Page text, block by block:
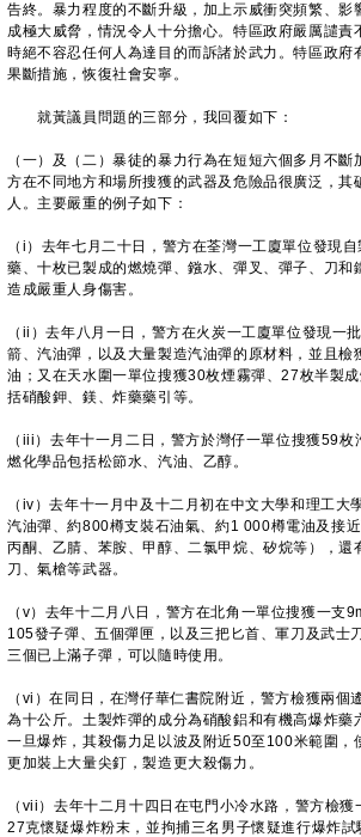
告終。暴力程度的不斷升級，加上示威衝突頻繁、影
成極大威脅，情況令人十分擔心。特區政府嚴厲譴責
時絕不容忍任何人為達目的而訴諸於武力。特區政府
果斷措施，恢復社會安寧。
就黃議員問題的三部分，我回覆如下：
（一）及（二）暴徒的暴力行為在短短六個多月不
方在不同地方和場所搜獲的武器及危險品很廣泛，其
人。主要嚴重的例子如下：
（i）去年七月二十日，警方在荃灣一工廈單位發現
藥、十枚已製成的燃燒彈、鏹水、彈叉、彈子、刀和
造成嚴重人身傷害。
（ii）去年八月一日，警方在火炭一工廈單位發現一
箭、汽油彈，以及大量製造汽油彈的原材料，並且檢
油；又在天水圍一單位搜獲30枚煙霧彈、27枚半製
括硝酸鉀、鎂、炸藥藥引等。
（iii）去年十一月二日，警方於灣仔一單位搜獲59
燃化學品包括松節水、汽油、乙醇。
（iv）去年十一月中及十二月初在中文大學和理工大
汽油彈、約800樽支裝石油氣、約1 000樽電油及接
丙酮、乙腈、苯胺、甲醇、二氯甲烷、矽烷等），還
刀、氣槍等武器。
（v）去年十二月八日，警方在北角一單位搜獲一支
105發子彈、五個彈匣，以及三把匕首、軍刀及武士
三個已上滿子彈，可以隨時使用。
（vi）在同日，在灣仔華仁書院附近，警方檢獲兩個
為十公斤。土製炸彈的成分為硝酸鋁和有機高爆炸藥
一旦爆炸，其殺傷力足以波及附近50至100米範圍，
更加裝上大量尖釘，製造更大殺傷力。
（vii）去年十二月十四日在屯門小冷水路，警方檢
27克懷疑爆炸粉末，並拘捕三名男子懷疑進行爆炸試